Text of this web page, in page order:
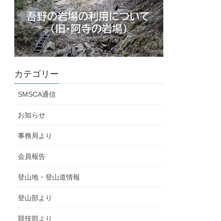
カテゴリー
SMSCA通信
お知らせ
事務局より
会員報告
登山地・登山道情報
登山部より
競技部より